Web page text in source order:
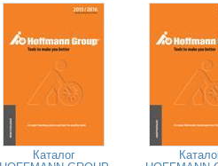
Каталог